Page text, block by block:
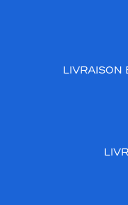
LIVRAISON